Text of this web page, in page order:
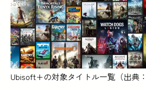
Ubisoft+の対象タイトル一覧（出典：